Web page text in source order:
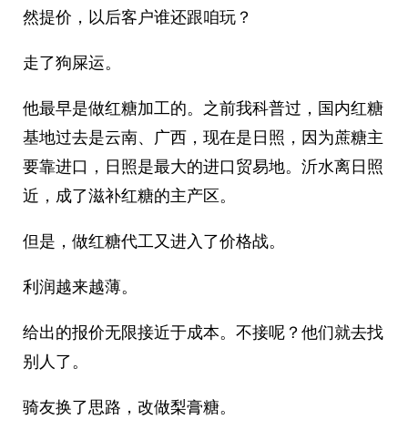
然提价，以后客户谁还跟咱玩？
走了狗屎运。
他最早是做红糖加工的。之前我科普过，国内红糖
基地过去是云南、广西，现在是日照，因为蔗糖主
要靠进口，日照是最大的进口贸易地。沂水离日照
近，成了滋补红糖的主产区。
但是，做红糖代工又进入了价格战。
利润越来越薄。
给出的报价无限接近于成本。不接呢？他们就去找
别人了。
骑友换了思路，改做梨膏糖。